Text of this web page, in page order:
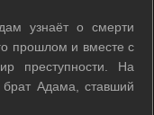
узнаёт о смерти
прошлом и вместе с
преступности. На
брат Адама, ставший